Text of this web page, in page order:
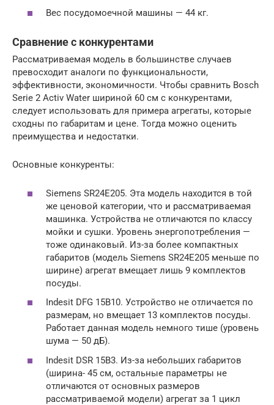
Вес посудомоечной машины — 44 кг.
Сравнение с конкурентами
Рассматриваемая модель в большинстве случаев
превосходит аналоги по функциональности,
эффективности, экономичности. Чтобы сравнить Bosch
Serie 2 Activ Water шириной 60 см с конкурентами,
следует использовать для примера агрегаты, которые
сходны по габаритам и цене. Тогда можно оценить
преимущества и недостатки.
Основные конкуренты:
Siemens SR24E205. Эта модель находится в той
же ценовой категории, что и рассматриваемая
машинка. Устройства не отличаются по классу
мойки и сушки. Уровень энергопотребления —
тоже одинаковый. Из-за более компактных
габаритов (модель Siemens SR24E205 меньше по
ширине) агрегат вмещает лишь 9 комплектов
посуды.
Indesit DFG 15B10. Устройство не отличается по
размерам, но вмещает 13 комплектов посуды.
Работает данная модель немного тише (уровень
шума — 50 дБ).
Indesit DSR 15B3. Из-за небольших габаритов
(ширина- 45 см, остальные параметры не
отличаются от основных размеров
рассматриваемой модели) агрегат за 1 цикл